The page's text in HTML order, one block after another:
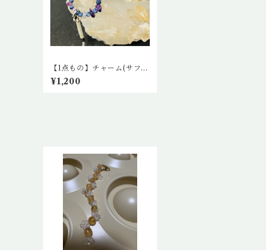
【1点もの】チャーム(サファ
イア、アメトリン)
¥1,200